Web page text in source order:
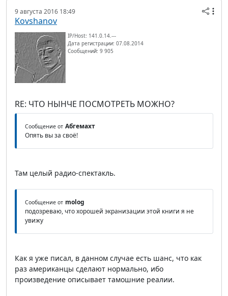
9 августа 2016 18:49
Kovshanov
IP/Host: 141.0.14.---
Дата регистрации: 07.08.2014
Сообщений: 9 905
RE: ЧТО НЫНЧЕ ПОСМОТРЕТЬ МОЖНО?
Сообщение от Абгемахт
Опять вы за своё!
Там целый радио-спектакль.
Сообщение от molog
подозреваю, что хорошей экранизации этой книги я не
увижу
Как я уже писал, в данном случае есть шанс, что как
раз американцы сделают нормально, ибо
произведение описывает тамошние реалии.